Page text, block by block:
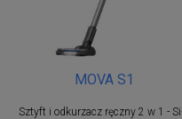
MOVA S1
Sztyft i odkurzacz ręczny 2 w 1 -